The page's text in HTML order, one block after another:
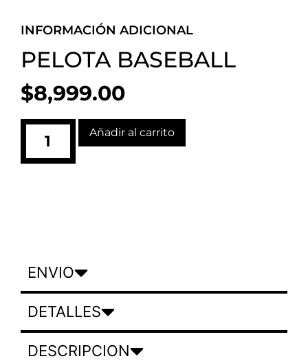
INFORMACIÓN ADICIONAL
PELOTA BASEBALL
$8,999.00
Añadir al carrito
ENVIO
DETALLES
DESCRIPCION